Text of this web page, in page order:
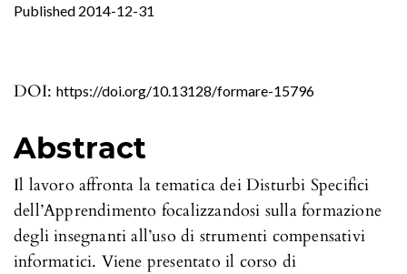
DOI: https://doi.org/10.13128/formare-15796
Published 2014-12-31
Abstract
Il lavoro affronta la tematica dei Disturbi Specifici
dell’Apprendimento focalizzandosi sulla formazione
degli insegnanti all’uso di strumenti compensativi
informatici. Viene presentato il corso di